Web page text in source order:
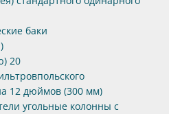
баки
20
12 дюймов (300 мм)
угольные колонны с